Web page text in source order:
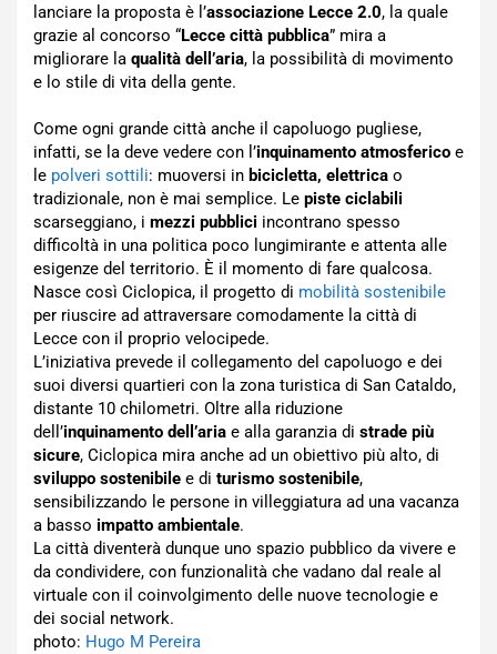
lanciare la proposta è l’associazione Lecce 2.0, la quale
grazie al concorso “Lecce città pubblica” mira a
migliorare la qualità dell’aria, la possibilità di movimento
e lo stile di vita della gente.
Come ogni grande città anche il capoluogo pugliese,
infatti, se la deve vedere con l’inquinamento atmosferico e
le polveri sottili: muoversi in bicicletta, elettrica o
tradizionale, non è mai semplice. Le piste ciclabili
scarseggiano, i mezzi pubblici incontrano spesso
difficoltà in una politica poco lungimirante e attenta alle
esigenze del territorio. È il momento di fare qualcosa.
Nasce così Ciclopica, il progetto di mobilità sostenibile
per riuscire ad attraversare comodamente la città di
Lecce con il proprio velocipede.
L’iniziativa prevede il collegamento del capoluogo e dei
suoi diversi quartieri con la zona turistica di San Cataldo,
distante 10 chilometri. Oltre alla riduzione
dell’inquinamento dell’aria e alla garanzia di strade più
sicure, Ciclopica mira anche ad un obiettivo più alto, di
sviluppo sostenibile e di turismo sostenibile,
sensibilizzando le persone in villeggiatura ad una vacanza
a basso impatto ambientale.
La città diventerà dunque uno spazio pubblico da vivere e
da condividere, con funzionalità che vadano dal reale al
virtuale con il coinvolgimento delle nuove tecnologie e
dei social network.
photo: Hugo M Pereira